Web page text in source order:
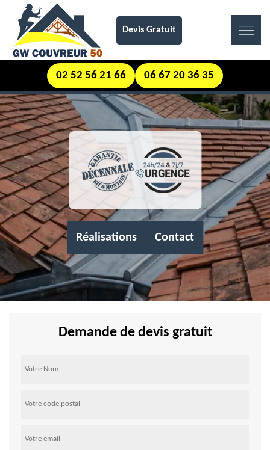
Devis Gratuit
02 52 56 21 66 06 67 20 36 35
Réalisations Contact
Demande de devis gratuit